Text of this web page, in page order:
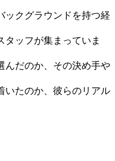
ックグラウンドを持つ経
タッフが集まっていま
んだのか、その決め手や
いたのか、彼らのリアル